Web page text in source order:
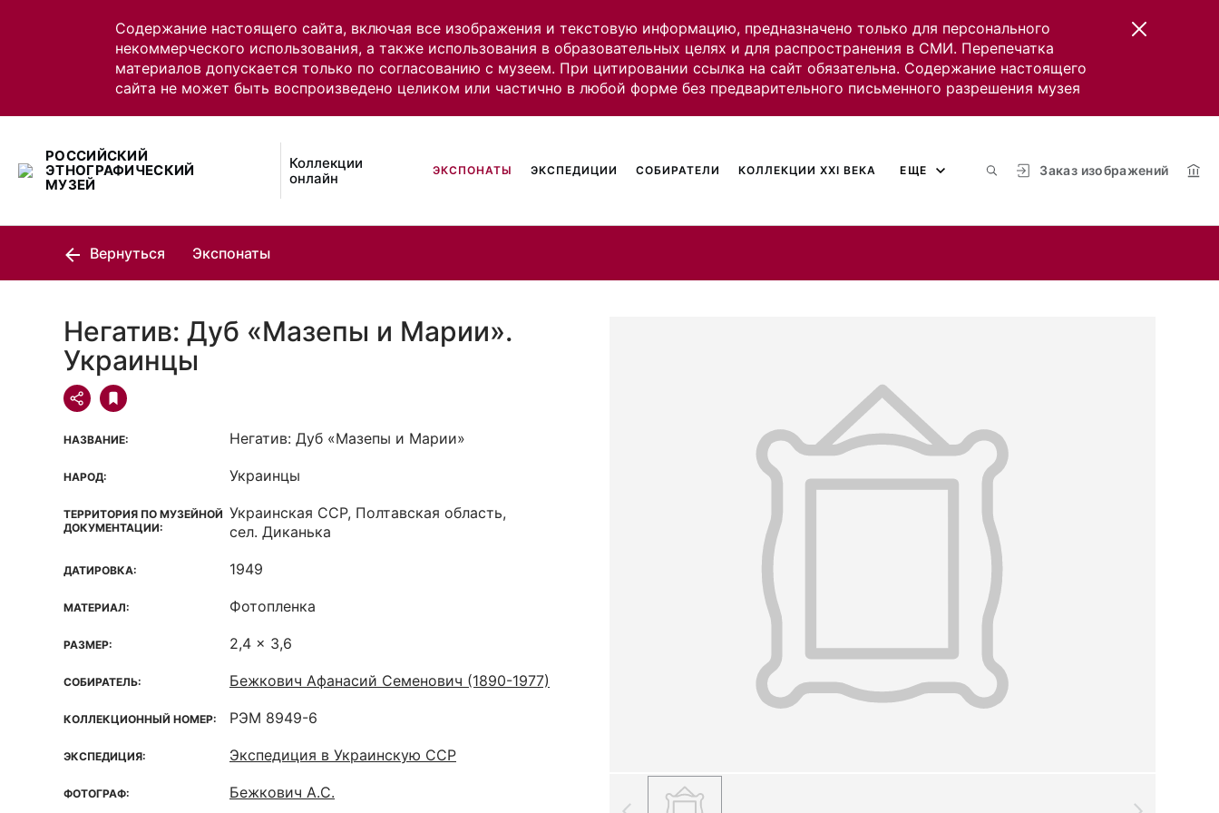
Содержание настоящего сайта, включая все изображения и текстовую информацию, предназначено только для персонального
некоммерческого использования, а также использования в образовательных целях и для распространения в СМИ. Перепечатка
материалов допускается только по согласованию с музеем. При цитировании ссылка на сайт обязательна. Содержание настоящего
сайта не может быть воспроизведено целиком или частично в любой форме без предварительного письменного разрешения музея
РОССИЙСКИЙ
ЭТНОГРАФИЧЕСКИЙ
МУЗЕЙ
Коллекции
онлайн
Заказ изображений
ЭКСПОНАТЫ ЭКСПЕДИЦИИ СОБИРАТЕЛИ КОЛЛЕКЦИИ XXI ВЕКА ЕЩЕ
Вернуться Экспонаты
Негатив: Дуб «Мазепы и Марии».
Украинцы
НАЗВАНИЕ: Негатив: Дуб «Мазепы и Марии»
НАРОД: Украинцы
ТЕРРИТОРИЯ ПО МУЗЕЙНОЙ
ДОКУМЕНТАЦИИ:
Украинская ССР, Полтавская область,
сел. Диканька
ДАТИРОВКА: 1949
МАТЕРИАЛ: Фотопленка
РАЗМЕР: 2,4 x 3,6
СОБИРАТЕЛЬ: Бежкович Афанасий Семенович (1890-1977)
КОЛЛЕКЦИОННЫЙ НОМЕР: РЭМ 8949-6
ЭКСПЕДИЦИЯ: Экспедиция в Украинскую ССР
ФОТОГРАФ: Бежкович А.С.